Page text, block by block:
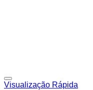
Visualização Rápida